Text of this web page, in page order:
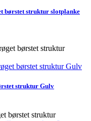
børstet struktur slotplanke
børstet struktur
struktur Gulv
børstet struktur